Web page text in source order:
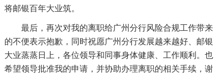
将邮银百年大业筑。
最后，再次对我的离职给广州分行风险合规工作带来
的不便表示抱歉，同时祝愿广州分行发展越来越好、邮银
大业蒸蒸日上，各位领导和同事身体健康、工作顺利。也
希望领导批准我的申请，并协助办理离职的相关手续，谢